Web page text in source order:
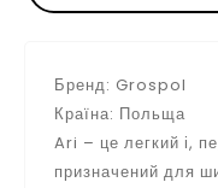
Бренд: Grospol
Країна: Польща
Ari – це легкий і,
призначений для